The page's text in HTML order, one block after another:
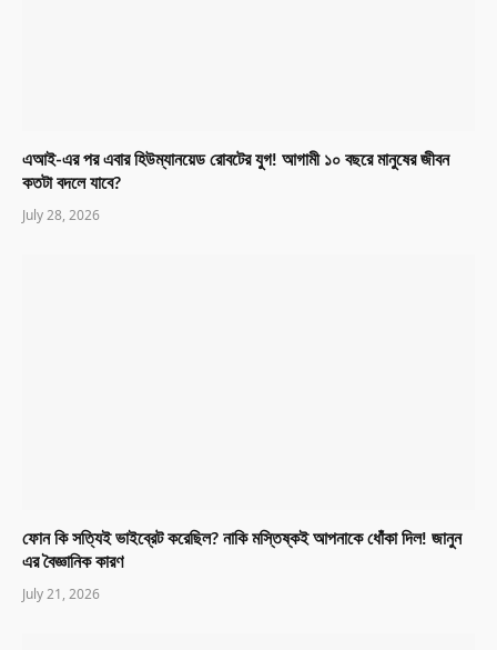
এআই-এর পর এবার হিউম্যানয়েড রোবটের যুগ! আগামী ১০ বছরে মানুষের জীবন
কতটা বদলে যাবে?
July 28, 2026
ফোন কি সত্যিই ভাইব্রেট করেছিল? নাকি মস্তিষ্কই আপনাকে ধোঁকা দিল! জানুন
এর বৈজ্ঞানিক কারণ
July 21, 2026